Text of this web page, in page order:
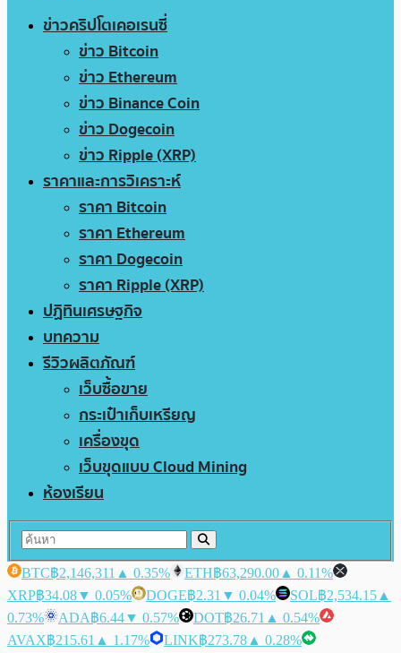
ข่าวคริปโตเคอเรนซี่
ข่าว Bitcoin
ข่าว Ethereum
ข่าว Binance Coin
ข่าว Dogecoin
ข่าว Ripple (XRP)
ราคาและการวิเคราะห์
ราคา Bitcoin
ราคา Ethereum
ราคา Dogecoin
ราคา Ripple (XRP)
ปฏิทินเศรษฐกิจ
บทความ
รีวิวผลิตภัณฑ์
เว็บซื้อขาย
กระเป๋าเก็บเหรียญ
เครื่องขุด
เว็บขุดแบบ Cloud Mining
ห้องเรียน
BTC฿2,146,311 ▲ 0.35% ETH฿63,290.00 ▲ 0.11%
XRP฿34.08▼ 0.05% DOGE฿2.31 ▼ 0.04% SOL฿2,534.15 ▲
0.73%
ADA฿6.44▼ 0.57% DOT฿26.71 ▲ 0.54%
AVAX฿215.61 ▲ 1.17% LINK฿273.78 ▲ 0.28%